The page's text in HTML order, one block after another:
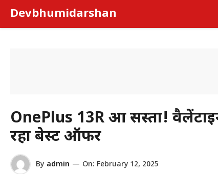
content
Devbhumidarshan
OnePlus 13R हुआ सस्ता!
रहा बेस्ट ऑफर
By admin — On: February 12, 2025